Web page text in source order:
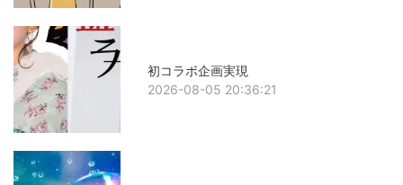
初コラボ企画実現
2026-08-05 20:36:21